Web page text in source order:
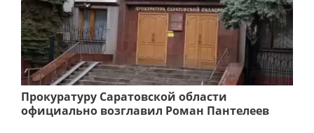
Прокуратуру Саратовской области
официально возглавил Роман Пантелеев